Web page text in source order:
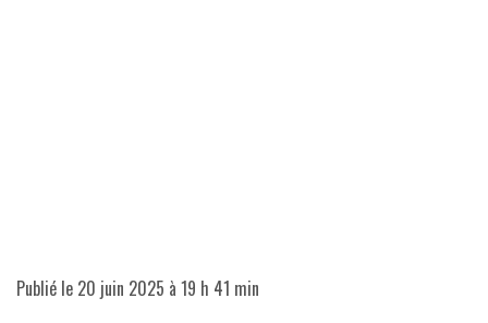
Publié le 20 juin 2025 à 19 h 41 min